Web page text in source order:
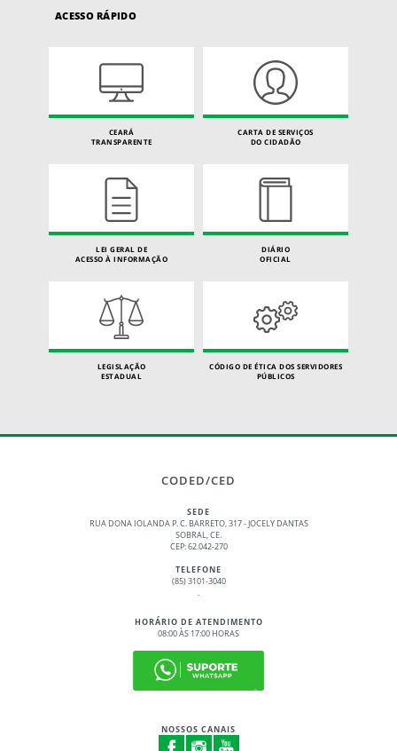
ACESSO RÁPIDO
CEARÁ
TRANSPARENTE
CARTA DE SERVIÇOS
DO CIDADÃO
LEI GERAL DE
ACESSO À INFORMAÇÃO
DIÁRIO
OFICIAL
LEGISLAÇÃO
ESTADUAL
CÓDIGO DE ÉTICA DOS SERVIDORES
PÚBLICOS
CODED/CED
SEDE
RUA DONA IOLANDA P. C. BARRETO, 317 - JOCELY DANTAS
SOBRAL, CE.
CEP: 62.042-270
TELEFONE
(85) 3101-3040
.
HORÁRIO DE ATENDIMENTO
08:00 ÀS 17:00 HORAS
NOSSOS CANAIS